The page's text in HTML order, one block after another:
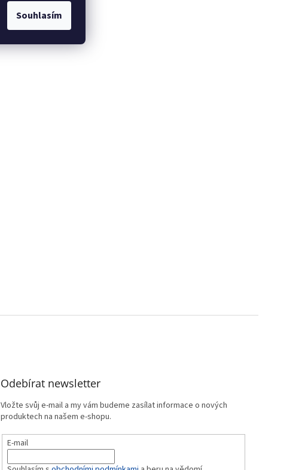
Souhlasím
Odebírat newsletter
Vložte svůj e-mail a my vám budeme zasílat informace o nových
produktech na našem e-shopu.
E-mail